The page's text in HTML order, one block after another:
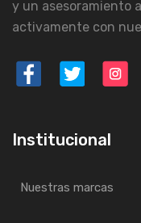
y un asesoramiento
activamente con
Institucional
Nuestras marcas